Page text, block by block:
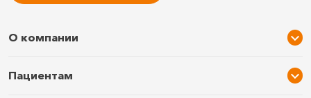
О компании
Услуги и цены
Пациентам